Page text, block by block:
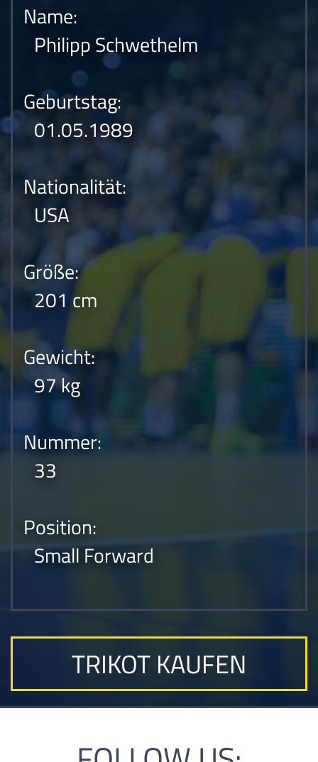
Name:
Philipp Schwethelm
Geburtstag:
01.05.1989
Nationalität:
USA
Größe:
201 cm
Gewicht:
97 kg
Nummer:
33
Position:
Small Forward
TRIKOT KAUFEN